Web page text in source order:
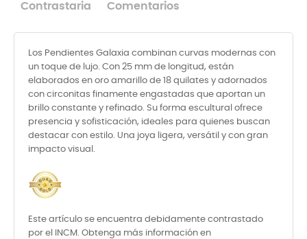
Contrastaria Comentarios
Los Pendientes Galaxia combinan curvas modernas con
un toque de lujo. Con 25 mm de longitud, están
elaborados en oro amarillo de 18 quilates y adornados
con circonitas finamente engastadas que aportan un
brillo constante y refinado. Su forma escultural ofrece
presencia y sofisticación, ideales para quienes buscan
destacar con estilo. Una joya ligera, versátil y con gran
impacto visual.
Este artículo se encuentra debidamente contrastado
por el INCM. Obtenga más información en